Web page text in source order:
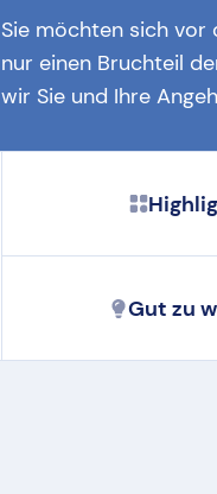
Sie möchten sich vor
nur einen Bruchteil
wir Sie und Ihre
Gut zu